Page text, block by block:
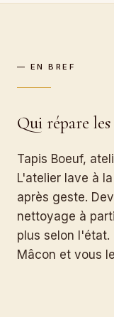
— EN BREF
Qui répare
Tapis Boeuf,
L'atelier lave à
après geste.
nettoyage à
plus selon l'état.
Mâcon et vous